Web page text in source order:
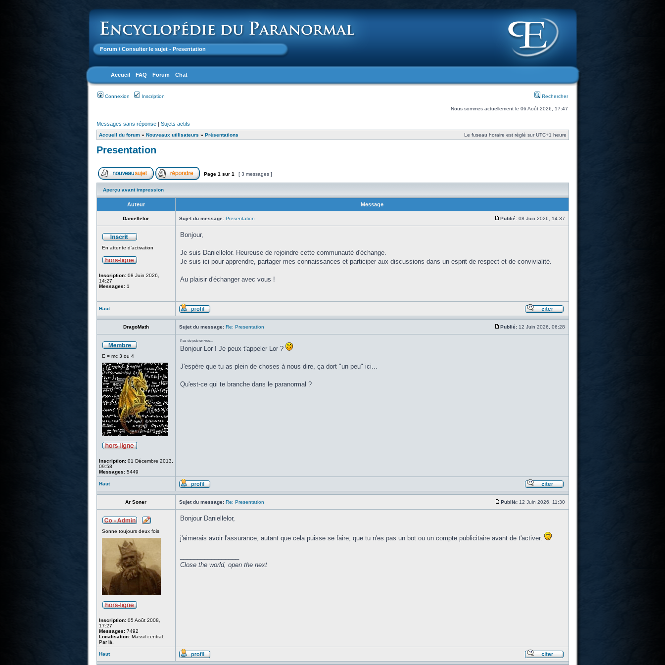
Forum / Consulter le sujet - Presentation
Accueil FAQ Forum Chat
Connexion Inscription Rechercher
Nous sommes actuellement le 06 Août 2026, 17:47
Messages sans réponse| Sujets actifs
Accueil du forum» Nouveaux utilisateurs » Présentations Le fuseau horaire est réglé sur UTC+1 heure
Presentation
Page 1 sur 1 [ 3 messages ]
Aperçu avant impression
Auteur Message
Daniellelor Sujet du message: Presentation Publié:08 Juin 2026, 14:37
En attente d'activation
Inscription:08 Juin 2026,
14:27
Messages:1
Bonjour,
Je suis Daniellelor. Heureuse de rejoindre cette communauté d'échange.
Je suis ici pour apprendre, partager mes connaissances et participer aux discussions dans un esprit de respect et de convivialité.
Au plaisir d'échanger avec vous !
Haut
DragoMath Sujet du message: Re: Presentation Publié:12 Juin 2026, 06:28
E = mc 3 ou 4
Inscription:01 Décembre 2013,
09:58
Messages:5449
Pas de pub en vue...
Bonjour Lor ! Je peux t'appeler Lor ?
J'espère que tu as plein de choses à nous dire, ça dort "un peu" ici...
Qu'est-ce qui te branche dans le paranormal ?
Haut
Ar Soner Sujet du message: Re: Presentation Publié:12 Juin 2026, 11:30
Sonne toujours deux fois
Inscription:05 Août 2008,
17:27
Messages:7492
Localisation:Massif central.
Par là.
Bonjour Daniellelor,
j'aimerais avoir l'assurance, autant que cela puisse se faire, que tu n'es pas un bot ou un compte publicitaire avant de t'activer.
Close the world, open the next
Haut